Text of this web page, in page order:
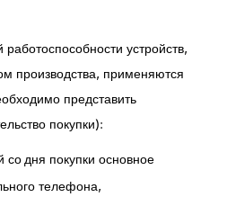
устройств,
производства, применяются
представить
покупки):
со дня покупки основное
телефона,